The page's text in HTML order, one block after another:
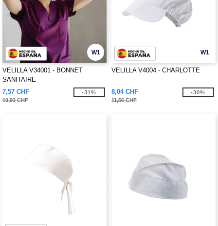
W1
VELILLA V34001 - BONNET
SANITAIRE
7,57 CHF
10,93 CHF
-31%
W1
VELILLA V4004 - CHARLOTTE
8,04 CHF
11,56 CHF
-30%